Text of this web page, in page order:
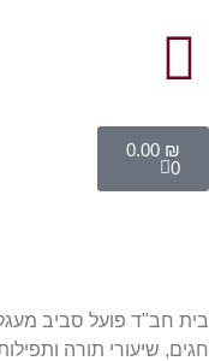
0.00 ₪
0
בית חב"ד פועל סביב
חגים, שיעורי תורה